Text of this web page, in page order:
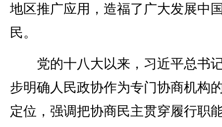
地区推广应用，造福了广大发展中
民。
党的十八大以来，习近平总书
步明确人民政协作为专门协商机构
定位，强调把协商民主贯穿履行职